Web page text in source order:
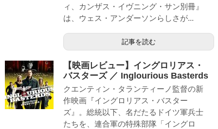
ィ、カンザス・イヴニング・サン別冊』
は、ウェス・アンダーソンらしさが...
記事を読む
【映画レビュー】イングロリアス・
バスターズ ／ Inglourious Basterds
クエンティン・タランティーノ監督の新
作映画『イングロリアス・バスター
ズ』。総統以下、名だたるドイツ軍兵士
たちを、連合軍の特殊部隊「イングロ